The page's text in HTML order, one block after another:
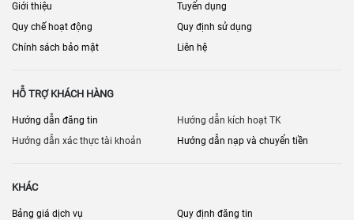
Giới thiệu
Tuyển dụng
Quy chế hoạt động
Quy định sử dụng
Chính sách bảo mật
Liên hệ
HỖ TRỢ KHÁCH HÀNG
Hướng dẫn đăng tin
Hướng dẫn kích hoạt TK
Hướng dẫn xác thực tài khoản
Hướng dẫn nạp và chuyển tiền
KHÁC
Bảng giá dịch vụ
Quy định đăng tin